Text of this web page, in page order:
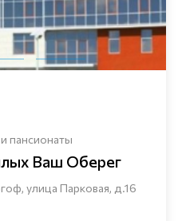
пансионаты
Ваш Оберег
улица Парковая, д.16